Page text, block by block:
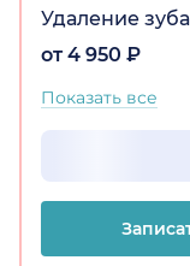
Удаление
от 4 950 ₽
Показать все